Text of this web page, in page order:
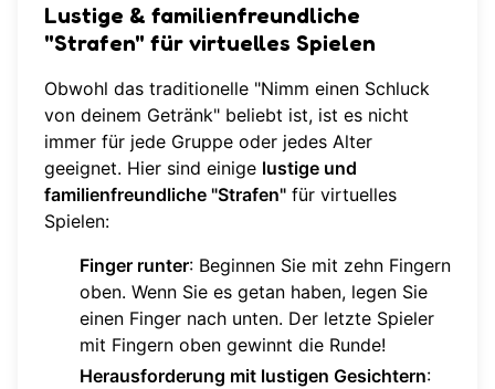
Lustige & familienfreundliche
"Strafen" für virtuelles Spielen
Obwohl das traditionelle "Nimm einen Schluck
von deinem Getränk" beliebt ist, ist es nicht
immer für jede Gruppe oder jedes Alter
geeignet. Hier sind einige lustige und
familienfreundliche "Strafen" für virtuelles
Spielen:
Finger runter: Beginnen Sie mit zehn Fingern
oben. Wenn Sie es getan haben, legen Sie
einen Finger nach unten. Der letzte Spieler
mit Fingern oben gewinnt die Runde!
Herausforderung mit lustigen Gesichtern: